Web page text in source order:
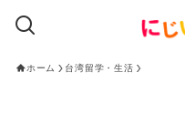
ホーム 台湾留学・生活